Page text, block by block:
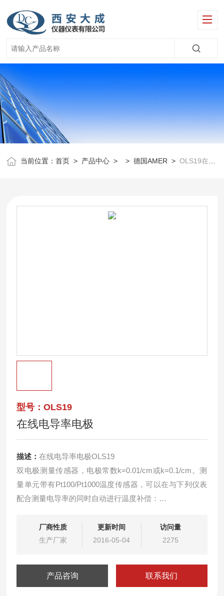
当前位置：首页 > 产品中心 > >德国AMER >OLS19在线电导率电极
型号：OLS19
在线电导率电极
描述：在线电导率电极OLS19
双电极测量传感器，电极常数k=0.01/cm或k=0.1/cm。测
量单元带有Pt100/Pt1000温度传感器，可以在与下列仪表
配合测量电导率的同时自动进行温度补偿：
这种精巧的传感器尤其适用于水和超纯水的电导率测量。
测量范围取决于电极常数k:
厂商性质
生产厂家
更新时间
2016-05-04
访问量
2275
产品咨询 联系我们